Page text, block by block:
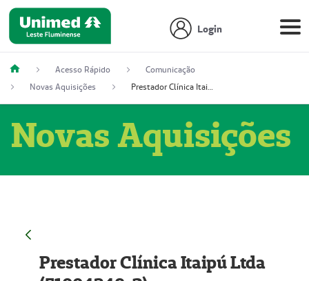
Login
Acesso Rápido
Comunicação
Novas Aquisições
Prestador Clínica Itaipú Ltda (51004348-2)
Novas Aquisições
Prestador Clínica Itaipú Ltda